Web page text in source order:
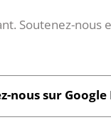
Soutenez-nous
nous sur Google